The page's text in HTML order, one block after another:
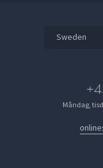
Sweden
Måndag,